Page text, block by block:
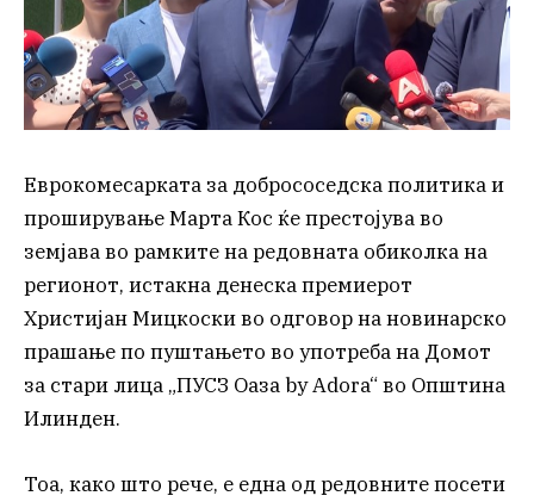
Еврокомесарката за добрососедска политика и
проширување Марта Кос ќе престојува во
земјава во рамките на редовната обиколка на
регионот, истакна денеска премиерот
Христијан Мицкоски во одговор на новинарско
прашање по пуштањето во употреба на Домот
за стари лица „ПУСЗ Оаза by Adora“ во Општина
Илинден.
Тоа, како што рече, е една од редовните посети